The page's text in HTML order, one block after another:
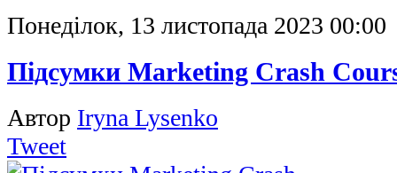
Понеділок, 13 листопада 2023 00:00
Підсумки Marketing Crash
Автор Iryna Lysenko
Tweet